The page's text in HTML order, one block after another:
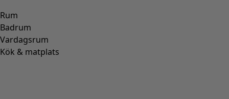
Rum
Badrum
Vardagsrum
Kök & matplats